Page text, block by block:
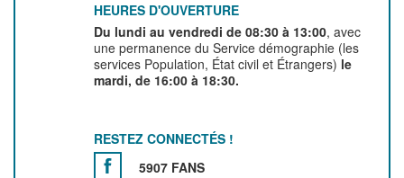
HEURES D'OUVERTURE
Du lundi au vendredi de 08:30 à 13:00, avec
une permanence du Service démographie (les
services Population, État civil et Étrangers) le
mardi, de 16:00 à 18:30.
RESTEZ CONNECTÉS !
5907 FANS